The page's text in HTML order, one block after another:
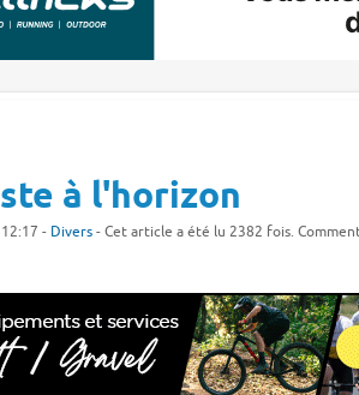
à l'horizon
- Divers - Cet article a été lu 2382 fois.